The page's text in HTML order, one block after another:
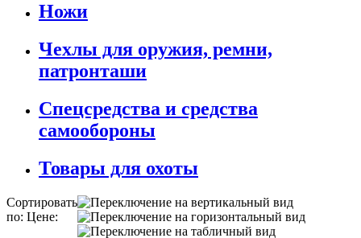
Ножи
Чехлы для оружия, ремни,
патронташи
Спецсредства и средства
самообороны
Товары для охоты
Сортировать
по: Цене: